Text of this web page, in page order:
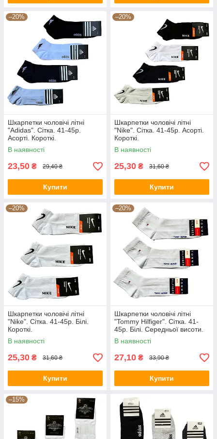
–20%
Шкарпетки чоловічі літні
"Adidas". Сітка. 41-45р.
Асорті. Короткі.
В наявності
23,50 ₴ 29,40 ₴
Купити
–20%
Шкарпетки чоловічі літні
"Nike". Сітка. 41-45р. Асорті.
Короткі.
В наявності
25,30 ₴ 31,60 ₴
Купити
–20%
Шкарпетки чоловічі літні
"Nike". Сітка. 41-45р. Білі.
Короткі.
В наявності
25,30 ₴ 31,60 ₴
Купити
–20%
Шкарпетки чоловічі літні
"Tommy Hilfiger". Сітка. 41-
45р. Білі. Середньої висоти.
В наявності
27,10 ₴ 33,90 ₴
Купити
–15%